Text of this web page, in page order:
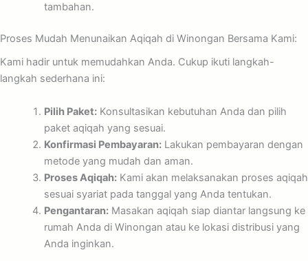
tambahan.
Proses Mudah Menunaikan Aqiqah di Winongan Bersama Kami:
Kami hadir untuk memudahkan Anda. Cukup ikuti langkah-
langkah sederhana ini:
Pilih Paket:Konsultasikan kebutuhan Anda dan pilih
paket aqiqah yang sesuai.
Konfirmasi Pembayaran:Lakukan pembayaran dengan
metode yang mudah dan aman.
Proses Aqiqah:Kami akan melaksanakan proses aqiqah
sesuai syariat pada tanggal yang Anda tentukan.
Pengantaran:Masakan aqiqah siap diantar langsung ke
rumah Anda di Winongan atau ke lokasi distribusi yang
Anda inginkan.